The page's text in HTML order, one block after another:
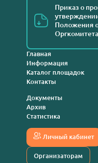
Приказ о
Положения
Оргкомитета
Главная
Информация
Каталог площадок
Контакты
Документы
Архив
Статистика
Личный кабинет
Организаторам